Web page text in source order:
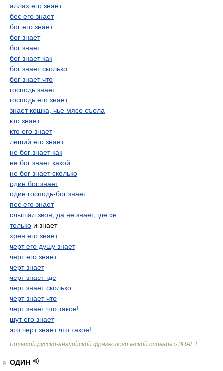
аллах его знает
бес его знает
бог его знает
бог знает
бог знает
бог знает как
бог знает сколько
бог знает что
господь знает
господь его знает
знает кошка, чье мясо съела
кто знает
кто его знает
леший его знает
не бог знает как
не бог знает какой
не бог знает сколько
один бог знает
один господь-бог знает
пес его знает
слышал звон, да не знает, где он
только и знает
хрен его знает
черт его душу знает
черт его знает
черт знает
черт знает где
черт знает сколько
черт знает что
черт знает что такое!
шут его знает
это черт знает что такое!
Большой русско-английский фразеологический словарь > ЗНАЕТ
9 ОДИН